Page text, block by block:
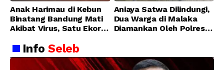
Anak Harimau di Kebun
Binatang Bandung Mati
Akibat Virus, Satu Ekor
Membaik
Aniaya Satwa Dilindungi,
Dua Warga di Malaka
Diamankan Oleh Polres
InfoSeleb